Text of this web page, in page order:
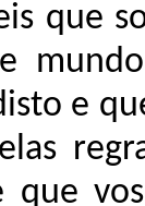
que
e
que